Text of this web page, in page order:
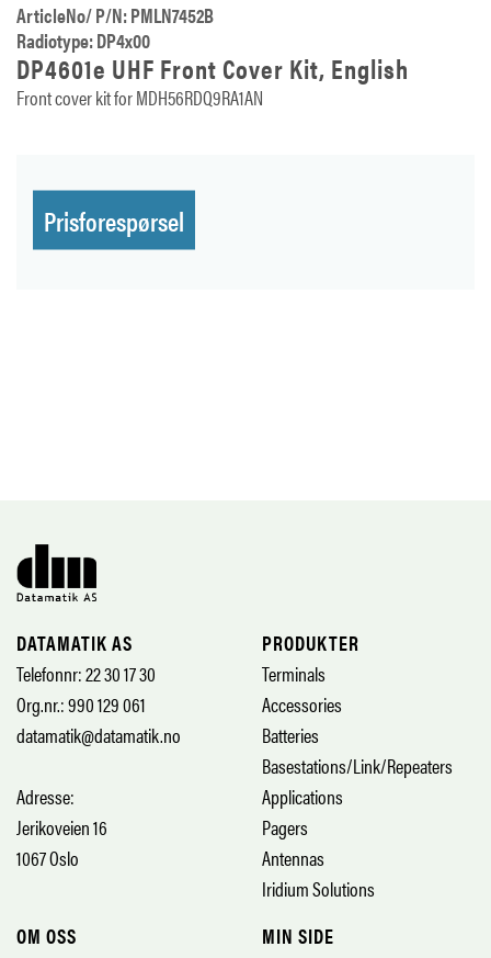
ArticleNo/ P/N: PMLN7452B
Radiotype: DP4x00
DP4601e UHF Front Cover Kit, English
Front cover kit for MDH56RDQ9RA1AN
Prisforespørsel
DATAMATIK AS
Telefonnr: 22 30 17 30
Org.nr.: 990 129 061
datamatik@datamatik.no
Adresse:
Jerikoveien 16
1067 Oslo
PRODUKTER
Terminals
Accessories
Batteries
Basestations/Link/Repeaters
Applications
Pagers
Antennas
Iridium Solutions
OM OSS
MIN SIDE